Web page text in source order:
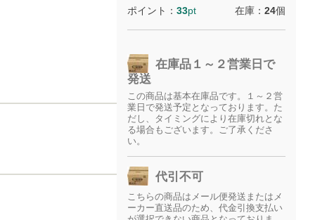
ポイント：33pt 在庫：24個
在庫品１～２営業日で
発送
この商品は基本在庫品です。１～２営
業日で発送予定となっております。た
だし、タイミングにより在庫切れとな
る場合もございます。ご了承くださ
い。
代引不可
こちらの商品はメール便発送またはメ
ーカー直送品のため、代金引換支払い